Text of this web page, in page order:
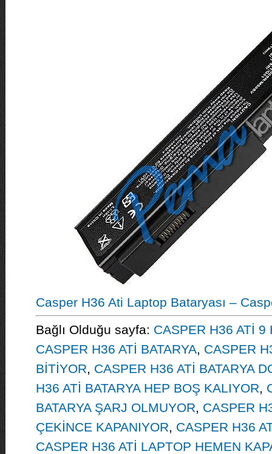
Casper H36 Ati Laptop Bataryası –
Bağlı Olduğu sayfa: CASPER H36 ATİ 9
CASPER H36 ATİ BATARYA, CASPER
BİTİYOR, CASPER H36 ATİ BATARYA
H36 ATİ BATARYA HEP BOŞ KALIYOR,
BATARYA ŞARJ OLMUYOR, CASPER
ÇEKİNCE KAPANIYOR, CASPER H36
CASPER H36 ATİ LAPTOP HEMEN